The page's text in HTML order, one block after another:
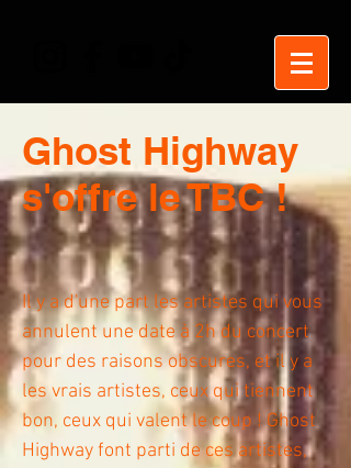
Ghost Highway
s'offre le TBC !
Il y a d'une part les artistes qui vous
annulent une date à 2h du concert
pour des raisons obscures, et il y a
les vrais artistes, ceux qui tiennent
bon, ceux qui valent le coup ! Ghost
Highway font parti de ces artistes,